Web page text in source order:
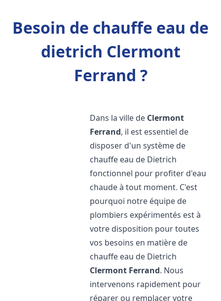
Besoin de chauffe eau de
dietrich Clermont
Ferrand ?
Dans la ville de Clermont
Ferrand, il est essentiel de
disposer d'un système de
chauffe eau de Dietrich
fonctionnel pour profiter d'eau
chaude à tout moment. C'est
pourquoi notre équipe de
plombiers expérimentés est à
votre disposition pour toutes
vos besoins en matière de
chauffe eau de Dietrich
Clermont Ferrand. Nous
intervenons rapidement pour
réparer ou remplacer votre